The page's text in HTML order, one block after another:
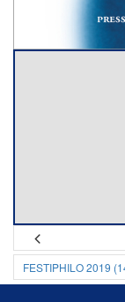
FESTIPHILO 2019